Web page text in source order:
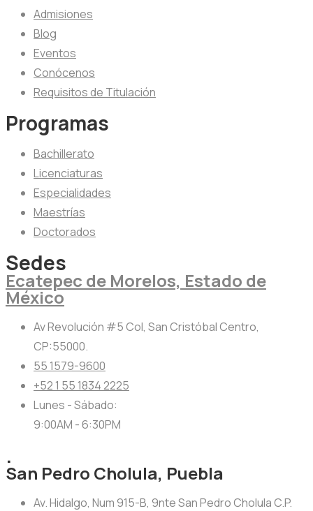
Admisiones
Blog
Eventos
Conócenos
Requisitos de Titulación
Programas
Bachillerato
Licenciaturas
Especialidades
Maestrías
Doctorados
Sedes
Ecatepec de Morelos, Estado de
México
Av Revolución #5 Col, San Cristóbal Centro,
CP:55000.
55 1579-9600
+52 1 55 1834 2225
Lunes - Sábado:
9:00AM - 6:30PM
.
San Pedro Cholula, Puebla
Av. Hidalgo, Num 915-B, 9nte San Pedro Cholula C.P.